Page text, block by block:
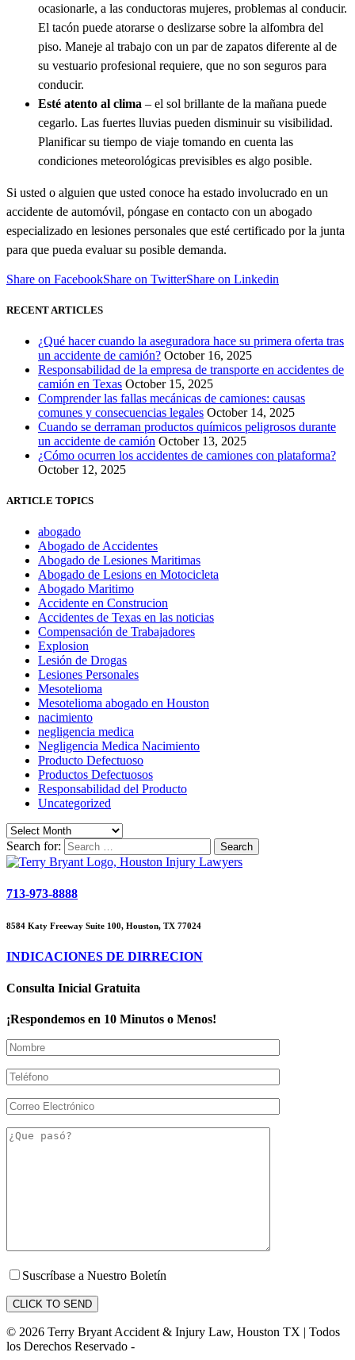
ocasionarle, a las conductoras mujeres, problemas al conducir.
El tacón puede atorarse o deslizarse sobre la alfombra del
piso. Maneje al trabajo con un par de zapatos diferente al de
su vestuario profesional requiere, que no son seguros para
conducir.
Esté atento al clima – el sol brillante de la mañana puede
cegarlo. Las fuertes lluvias pueden disminuir su visibilidad.
Planificar su tiempo de viaje tomando en cuenta las
condiciones meteorológicas previsibles es algo posible.
Si usted o alguien que usted conoce ha estado involucrado en un
accidente de automóvil, póngase en contacto con un abogado
especializado en lesiones personales que esté certificado por la junta
para que pueda evaluar su posible demanda.
Share on FacebookShare on TwitterShare on Linkedin
RECENT ARTICLES
¿Qué hacer cuando la aseguradora hace su primera oferta tras
un accidente de camión? October 16, 2025
Responsabilidad de la empresa de transporte en accidentes de
camión en Texas October 15, 2025
Comprender las fallas mecánicas de camiones: causas
comunes y consecuencias legales October 14, 2025
Cuando se derraman productos químicos peligrosos durante
un accidente de camión October 13, 2025
¿Cómo ocurren los accidentes de camiones con plataforma?
October 12, 2025
ARTICLE TOPICS
abogado
Abogado de Accidentes
Abogado de Lesiones Maritimas
Abogado de Lesions en Motocicleta
Abogado Maritimo
Accidente en Construcion
Accidentes de Texas en las noticias
Compensación de Trabajadores
Explosion
Lesión de Drogas
Lesiones Personales
Mesotelioma
Mesotelioma abogado en Houston
nacimiento
negligencia medica
Negligencia Medica Nacimiento
Producto Defectuoso
Productos Defectuosos
Responsabilidad del Producto
Uncategorized
Search for:
713-973-8888
8584 Katy Freeway Suite 100, Houston, TX 77024
INDICACIONES DE DIRRECION
Consulta Inicial Gratuita
¡Respondemos en 10 Minutos o Menos!
Suscríbase a Nuestro Boletín
© 2026 Terry Bryant Accident & Injury Law, Houston TX | Todos
los Derechos Reservado -